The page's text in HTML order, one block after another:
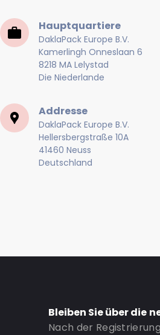
Hauptquartiere
DaklaPack Europe B.V.
Kamerlingh Onneslaan 6
8218 MA Lelystad
Die Niederlande
Addresse
DaklaPack Europe B.V.
Hellersbergstraße 10A
41460 Neuss
Deutschland
Bleiben Sie über die
Nach der